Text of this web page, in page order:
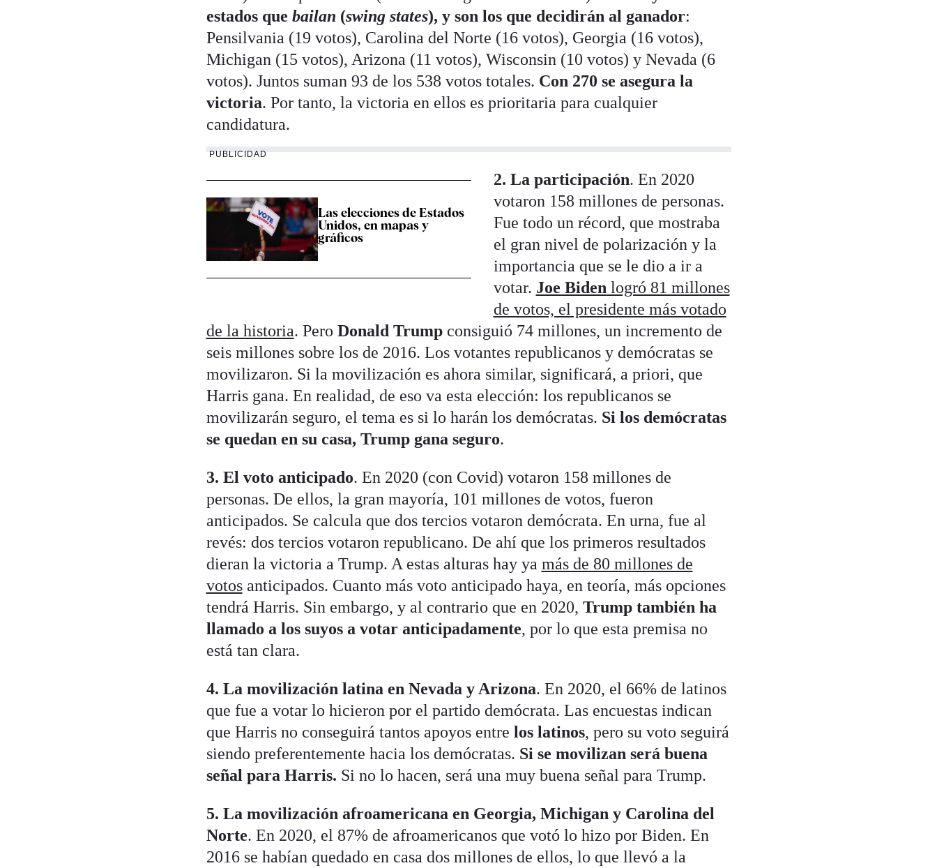
estados que bailan (swing states), y son los que decidirán al ganador:
Pensilvania (19 votos), Carolina del Norte (16 votos), Georgia (16 votos),
Michigan (15 votos), Arizona (11 votos), Wisconsin (10 votos) y Nevada (6
votos). Juntos suman 93 de los 538 votos totales. Con 270 se asegura la
victoria. Por tanto, la victoria en ellos es prioritaria para cualquier
candidatura.
PUBLICIDAD
Las elecciones de Estados
Unidos, en mapas y
gráficos
2. La participación. En 2020
votaron 158 millones de personas.
Fue todo un récord, que mostraba
el gran nivel de polarización y la
importancia que se le dio a ir a
votar. Joe Bidenlogró 81 millones
de votos, el presidente más votado
de la historia. Pero Donald Trumpconsiguió 74 millones, un incremento de
seis millones sobre los de 2016. Los votantes republicanos y demócratas se
movilizaron. Si la movilización es ahora similar, significará, a priori, que
Harris gana. En realidad, de eso va esta elección: los republicanos se
movilizarán seguro, el tema es si lo harán los demócratas. Si los demócratas
se quedan en su casa, Trump gana seguro.
3. El voto anticipado. En 2020 (con Covid) votaron 158 millones de
personas. De ellos, la gran mayoría, 101 millones de votos, fueron
anticipados. Se calcula que dos tercios votaron demócrata. En urna, fue al
revés: dos tercios votaron republicano. De ahí que los primeros resultados
dieran la victoria a Trump. A estas alturas hay ya más de 80 millones de
votosanticipados. Cuanto más voto anticipado haya, en teoría, más opciones
tendrá Harris. Sin embargo, y al contrario que en 2020, Trump también ha
llamado a los suyos a votar anticipadamente, por lo que esta premisa no
está tan clara.
4. La movilización latina en Nevada y Arizona. En 2020, el 66% de latinos
que fue a votar lo hicieron por el partido demócrata. Las encuestas indican
que Harris no conseguirá tantos apoyos entre los latinos, pero su voto seguirá
siendo preferentemente hacia los demócratas. Si se movilizan será buena
señal para Harris. Si no lo hacen, será una muy buena señal para Trump.
5. La movilización afroamericana en Georgia, Michigan y Carolina del
Norte. En 2020, el 87% de afroamericanos que votó lo hizo por Biden. En
2016 se habían quedado en casa dos millones de ellos, lo que llevó a la